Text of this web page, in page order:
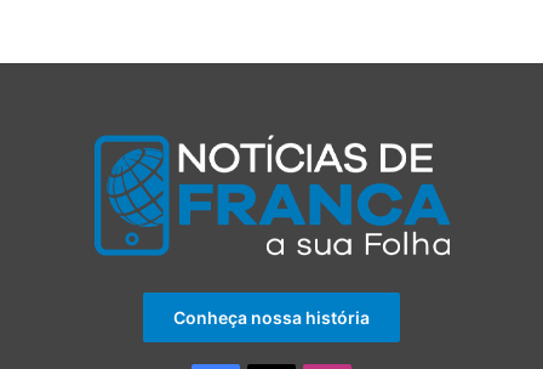
Conheça nossa história